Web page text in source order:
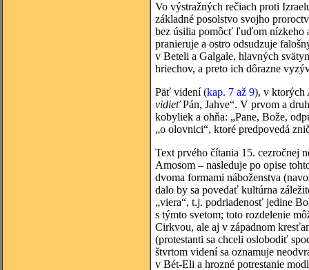
Vo výstražných rečiach proti
základné posolstvo svojho
bez úsilia pomôcť ľuďom nízkeho
pranieruje a ostro odsudzuje
v Beteli a Galgale, hlavných
hriechov, a preto ich dôrazne
Päť videní (kap. 7 až 9), v ktorých
vidieťPán, Jahve“. V prvom a
kobyliek a ohňa: „Pane, Bože,
„o olovnici“, ktoré predpovedá
Text prvého čítania 15. cezročnej
Amosom – nasleduje po opise
dvoma formami náboženstva
dalo by sa povedať kultúrna
„viera“, t.j. podriadenosť jedine
s týmto svetom; toto rozdelenie
Cirkvou, ale aj v západnom
(protestanti sa chceli oslobodiť
štvrtom videní sa oznamuje
v Bét-Eli a hrozné potrestanie